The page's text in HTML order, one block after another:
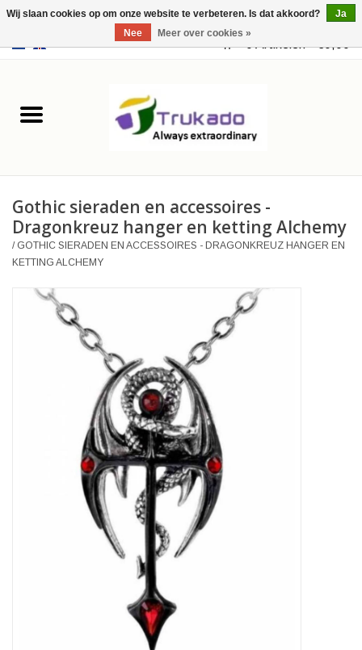
USD 0 Artikelen - €0,00
Leer
Merchandise
Retro Vintage
Gothic Steampunk
Veronese Design
Giftware & Lifestyle &
Gothic sieraden en accessoires -
Dragonkreuz hanger en ketting Alchemy
/ GOTHIC SIERADEN EN ACCESSOIRES - DRAGONKREUZ HANGER EN
KETTING ALCHEMY
Wij slaan cookies op om onze website te verbeteren. Is dat akkoord?
Ja
Nee
Meer over cookies »